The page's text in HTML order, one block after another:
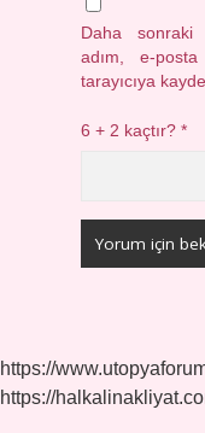
Daha sonraki
adım, e-
tarayıcıya
6 + 2 kaçtır?*
https://
https://